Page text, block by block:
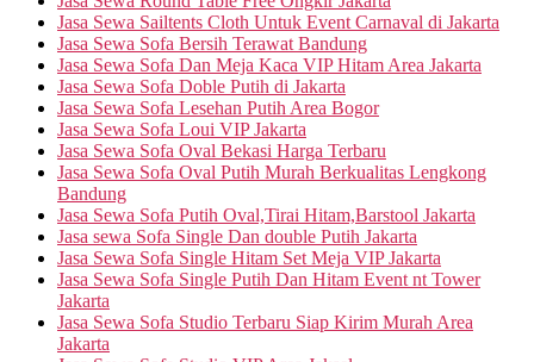
Jasa Sewa Sailtents Cloth Untuk Event Carnaval di Jakarta
Jasa Sewa Sofa Bersih Terawat Bandung
Jasa Sewa Sofa Dan Meja Kaca VIP Hitam Area Jakarta
Jasa Sewa Sofa Doble Putih di Jakarta
Jasa Sewa Sofa Lesehan Putih Area Bogor
Jasa Sewa Sofa Loui VIP Jakarta
Jasa Sewa Sofa Oval Bekasi Harga Terbaru
Jasa Sewa Sofa Oval Putih Murah Berkualitas Lengkong
Bandung
Jasa Sewa Sofa Putih Oval,Tirai Hitam,Barstool Jakarta
Jasa sewa Sofa Single Dan double Putih Jakarta
Jasa Sewa Sofa Single Hitam Set Meja VIP Jakarta
Jasa Sewa Sofa Single Putih Dan Hitam Event nt Tower
Jakarta
Jasa Sewa Sofa Studio Terbaru Siap Kirim Murah Area
Jakarta